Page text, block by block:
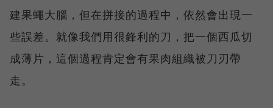
建果蠅大腦，但在拼接的過程中，依然會出現一
些誤差。就像我們用很鋒利的刀，把一個西瓜切
成薄片，這個過程肯定會有果肉組織被刀刃帶
走。